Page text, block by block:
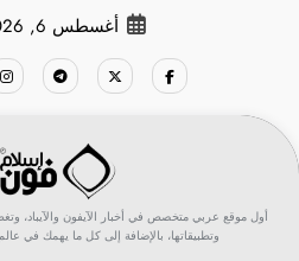
أغسطس 6, 2026
أول موقع عربي متخصص في أخبار الآيفون والآيباد،
وتطبيقاتها، بالإضافة إلى كل ما يهمك في عالم